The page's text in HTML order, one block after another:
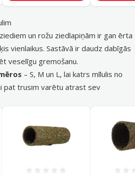
un rožu ziedlapiņām ir gan ērta
vienlaikus. Sastāvā ir daudz dabīgās
veselīgu gremošanu.
– S, M un L, lai katrs mīlulis no
pat trusim varētu atrast sev